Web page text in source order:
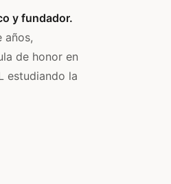
y fundador.
años,
de honor en
estudiando la